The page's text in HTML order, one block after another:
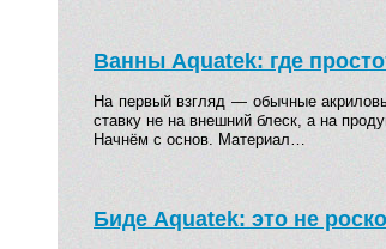
Ванны Aquatek: где
На первый взгляд — обычные
ставку не на внешний блеск, а на
Начнём с основ. Материал…
Биде Aquatek: это не